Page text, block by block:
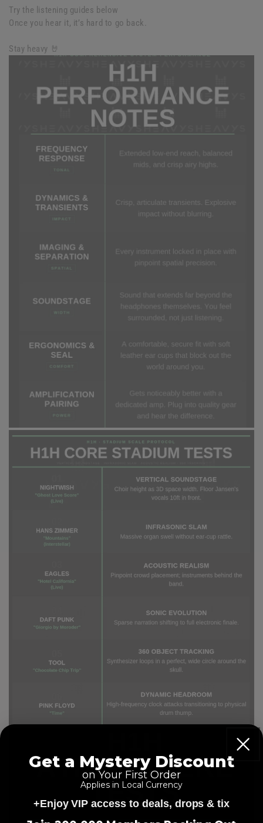
Try the listening guides below
Once you hear it, it’s hard to go back.
Stay heavy 🤘
Get a Mystery Discount
on Your First Order
Applies in Local Currency
+Enjoy VIP access to deals, drops & tix